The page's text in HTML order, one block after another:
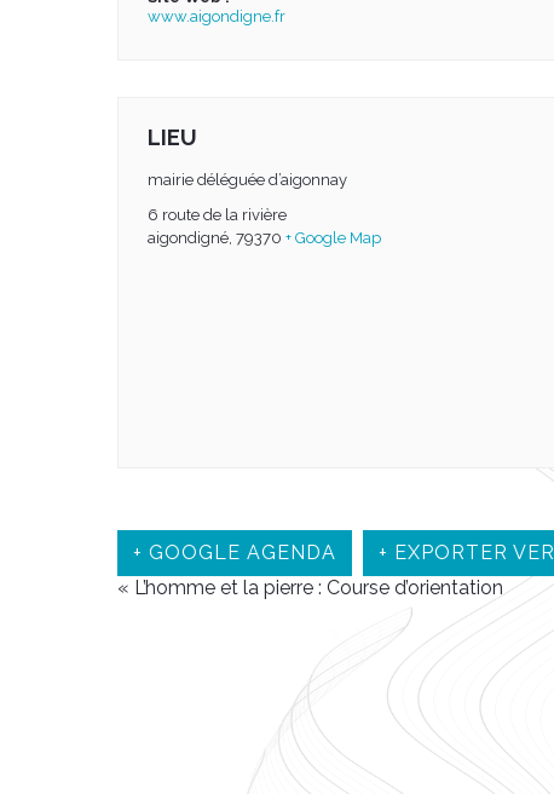
www.aigondigne.fr
LIEU
mairie déléguée d’aigonnay
6 route de la rivière
aigondigné 79370 + Google Map
+ GOOGLE AGENDA
+ EXPORTER
« L’homme et la pierre : Course d’orientation